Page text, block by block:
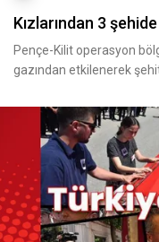
Kızlarından 3
Pençe-Kilit operasyon
gazından etkilenerek